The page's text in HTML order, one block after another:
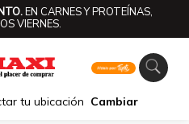
EN CARNES Y PROTEÍNAS,
VIERNES.
tu ubicación Cambiar